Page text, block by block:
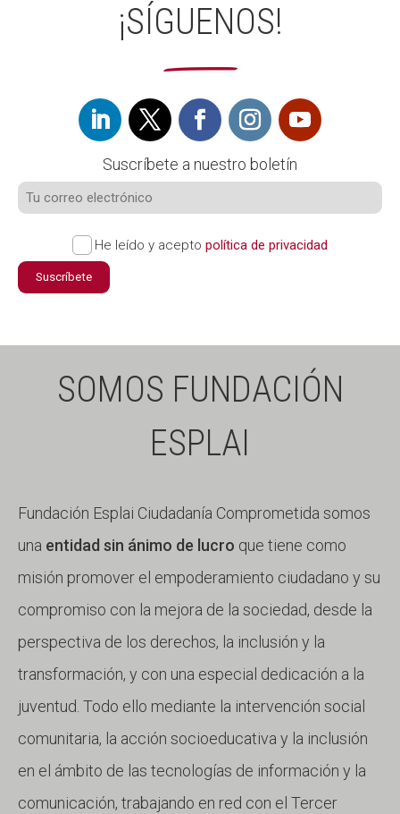
¡SÍGUENOS!
Suscríbete a nuestro boletín
He leído y acepto política de privacidad
Suscríbete
SOMOS FUNDACIÓN
ESPLAI
Fundación Esplai Ciudadanía Comprometida somos
una entidad sin ánimo de lucro que tiene como
misión promover el empoderamiento ciudadano y su
compromiso con la mejora de la sociedad, desde la
perspectiva de los derechos, la inclusión y la
transformación, y con una especial dedicación a la
juventud. Todo ello mediante la intervención social
comunitaria, la acción socioeducativa y la inclusión
en el ámbito de las tecnologías de información y la
comunicación, trabajando en red con el Tercer